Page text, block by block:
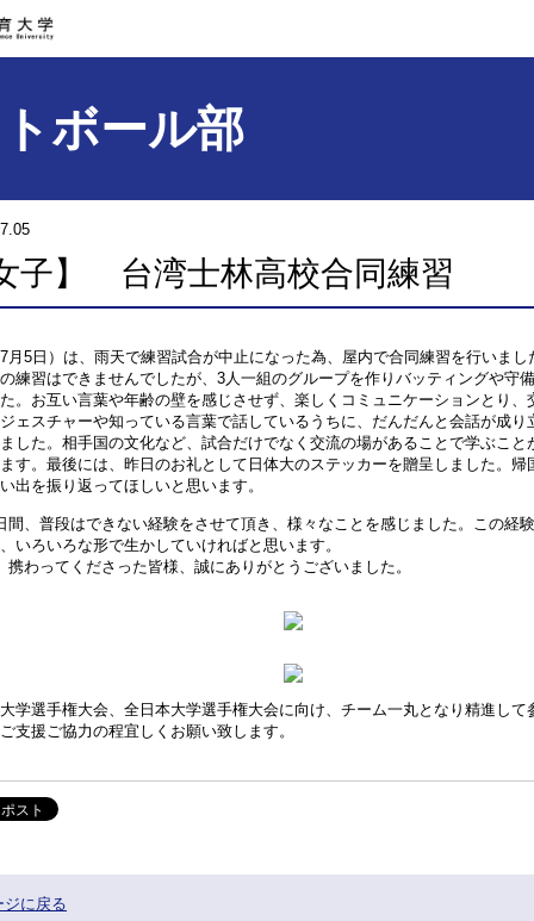
ボール部
子】 台湾士林高校合同練習
月5日）は、雨天で練習試合が中止になった為、屋内で合同練習を行いまし
練習はできませんでしたが、3人一組のグループを作りバッティングや守
。お互い言葉や年齢の壁を感じさせず、楽しくコミュニケーションとり、
ェスチャーや知っている言葉で話しているうちに、だんだんと会話が成り
した。相手国の文化など、試合だけでなく交流の場があることで学ぶこと
す。最後には、昨日のお礼として日体大のステッカーを贈呈しました。帰
出を振り返ってほしいと思います。
間、普段はできない経験をさせて頂き、様々なことを感じました。この経
いろいろな形で生かしていければと思います。
携わってくださった皆様、誠にありがとうございました。
学選手権大会、全日本大学選手権大会に向け、チーム一丸となり精進して
支援ご協力の程宜しくお願い致します。
ジに戻る